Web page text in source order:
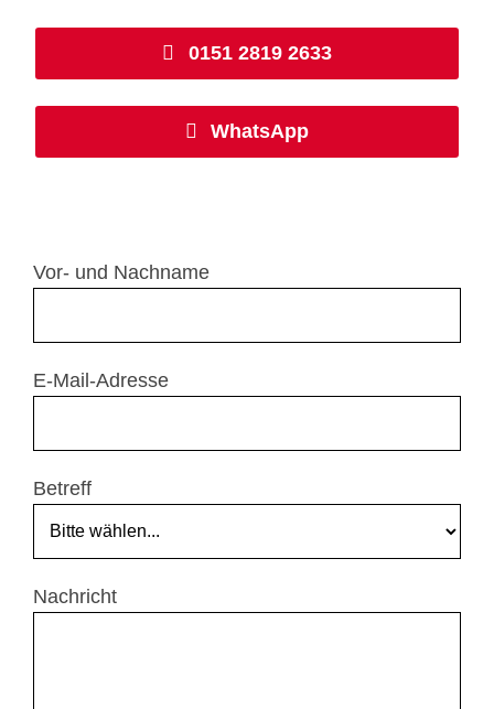
0151 2819 2633
WhatsApp
Vor- und Nachname
E-Mail-Adresse
Betreff
Nachricht